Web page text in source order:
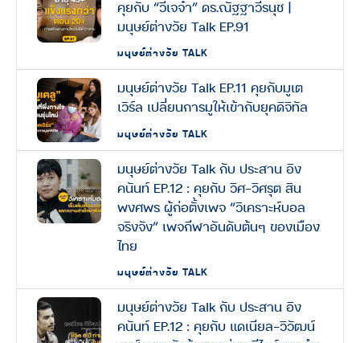
คุยกับ “วีเจจ๋า” ดร.ณัฐฐาวีรนุช |
มนุษย์ต่างวัย Talk EP.91
มนุษย์ต่างวัย TALK
มนุษย์ต่างวัย Talk EP.11 คุยกับมูเต
เวิร์ล เปลี่ยนการมูให้เข้ากับยุคดิจิทัล
มนุษย์ต่างวัย TALK
มนุษย์ต่างวัย Talk กับ ประสาน อิง
คนันท์ EP.12 : คุยกับ วิศ-วิศรุต สิน
พงศพร ผู้ก่อตั้งเพจ “วิเคราะห์บอล
จริงจัง” เพจกีฬาอันดับต้นๆ ของเมือง
ไทย
มนุษย์ต่างวัย TALK
มนุษย์ต่างวัย Talk กับ ประสาน อิง
คนันท์ EP.12 : คุยกับ แดเนียล-วิวัฒน์